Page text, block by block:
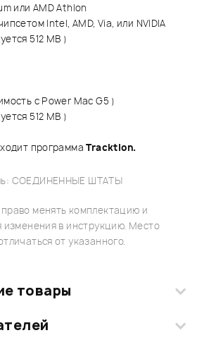
или AMD Athlon
Intel, AMD, Via, или NVIDIA
512 MB )
с Power Mac G5 )
512 MB )
программаTracktion.
СОЕДИНЕННЫЕ ШТАТЫ
менять комплектацию и
изменения в инструкцию. Место
от указанного.
товары